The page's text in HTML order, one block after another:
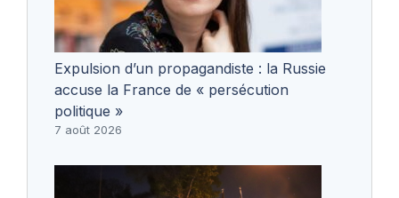
Expulsion d’un propagandiste : la Russie
accuse la France de « persécution
politique »
7 août 2026